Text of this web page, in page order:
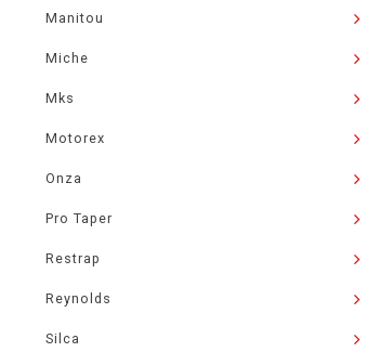
Manitou
Miche
Mks
Motorex
Onza
Pro Taper
Restrap
Reynolds
Silca